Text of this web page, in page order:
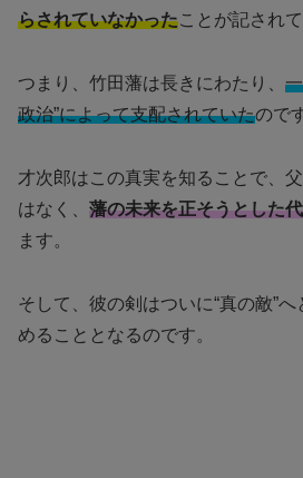
らされていなかったことが記されて
つまり、竹田藩は長きにわたり、
政治”によって支配されていたので
才次郎はこの真実を知ることで、
はなく、 藩の未来を正そうとした
ます。
そして、彼の剣はついに“真の敵”
めることとなるのです。